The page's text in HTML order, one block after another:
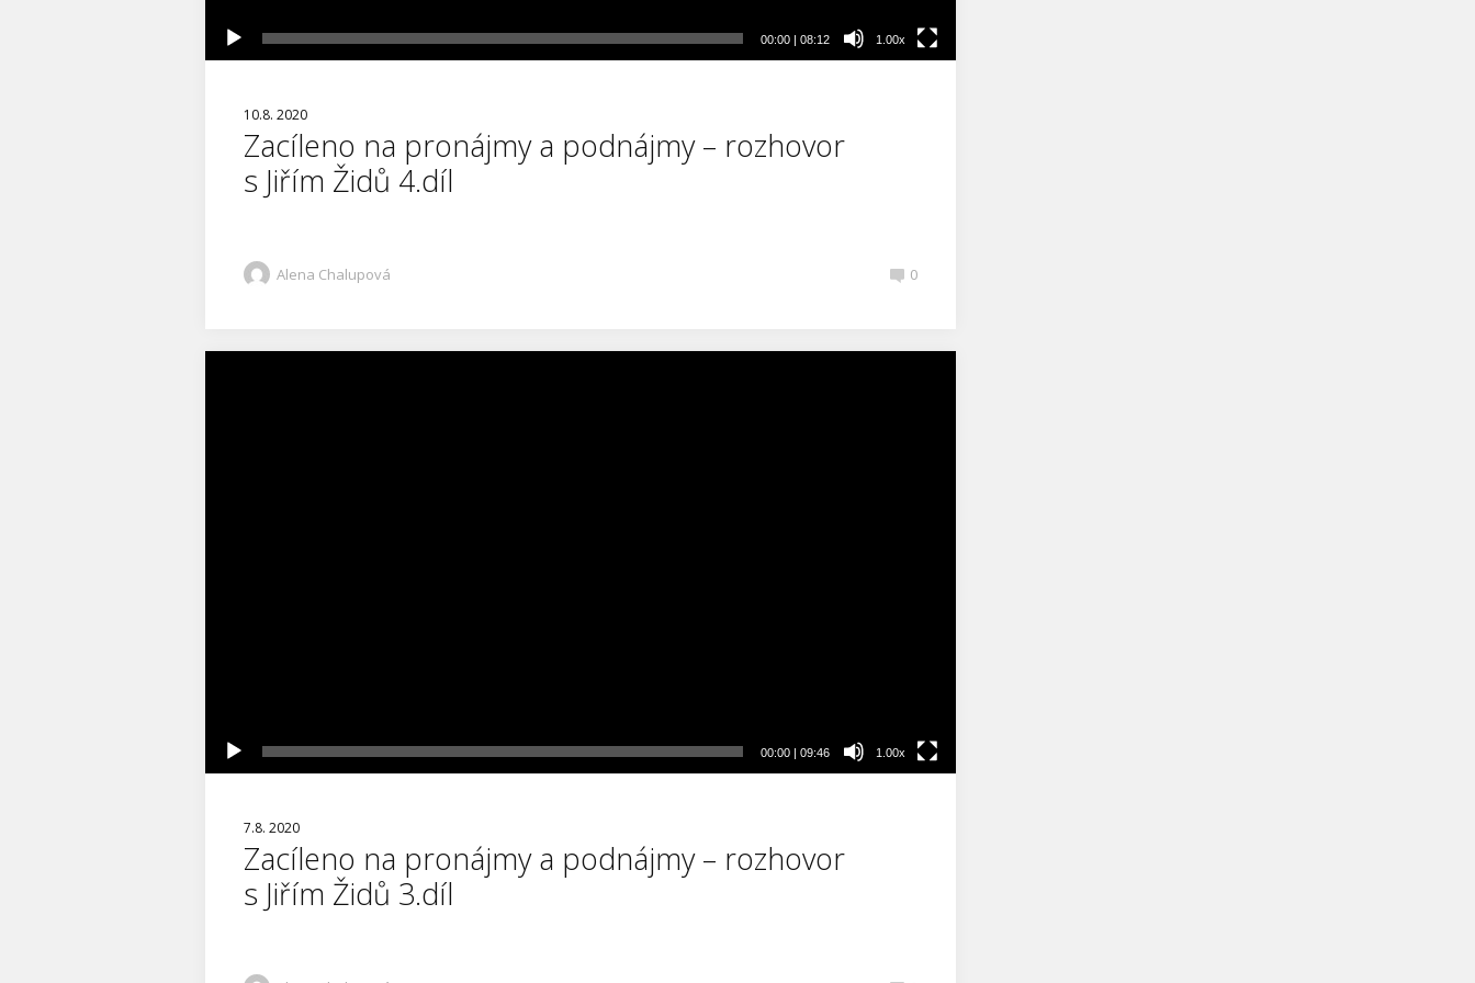
00:00| 08:12 1.00x
10.8. 2020
Zacíleno na pronájmy a podnájmy – rozhovor
s Jiřím Židů 4.díl
Alena Chalupová 0
00:00| 09:46 1.00x
7.8. 2020
Zacíleno na pronájmy a podnájmy – rozhovor
s Jiřím Židů 3.díl